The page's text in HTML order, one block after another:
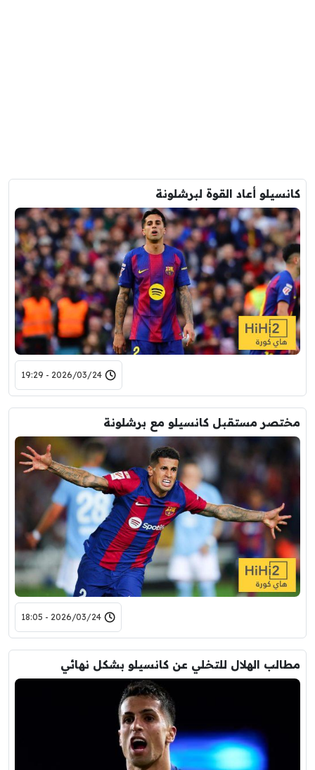
كانسيلو أعاد القوة لبرشلونة
2026/03/24 - 19:29
مختصر مستقبل كانسيلو مع برشلونة
2026/03/24 - 18:05
مطالب الهلال للتخلي عن كانسيلو بشكل نهائي